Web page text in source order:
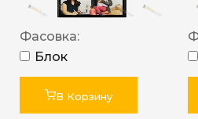
Фасовка:
Блок
В Корзину